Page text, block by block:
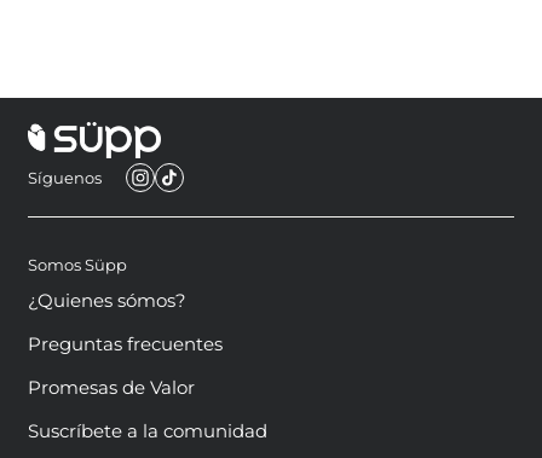
Síguenos
Somos Süpp
¿Quienes sómos?
Preguntas frecuentes
Promesas de Valor
Suscríbete a la comunidad